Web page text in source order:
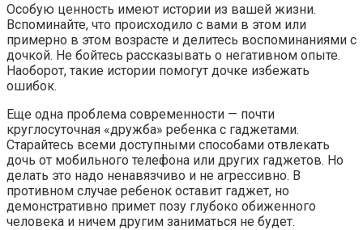
Особую ценность имеют истории из вашей жизни.
Вспоминайте, что происходило с вами в этом или
примерно в этом возрасте и делитесь воспоминаниями с
дочкой. Не бойтесь рассказывать о негативном опыте.
Наоборот, такие истории помогут дочке избежать
ошибок.
Еще одна проблема современности — почти
круглосуточная «дружба» ребенка с гаджетами.
Старайтесь всеми доступными способами отвлекать
дочь от мобильного телефона или других гаджетов. Но
делать это надо ненавязчиво и не агрессивно. В
противном случае ребенок оставит гаджет, но
демонстративно примет позу глубоко обиженного
человека и ничем другим заниматься не будет.